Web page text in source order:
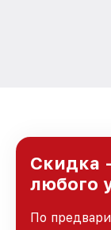
Скидка
любого
По